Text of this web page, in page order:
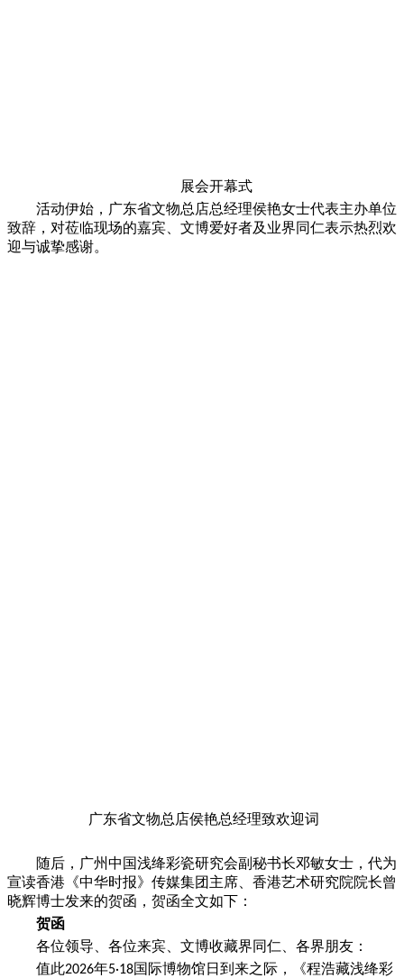
展会开幕式
活动伊始，广东省文物总店总经理侯艳女士代表主办单位
致辞，对莅临现场的嘉宾、文博爱好者及业界同仁表示热烈欢
迎与诚挚感谢。
广东省文物总店侯艳总经理致欢迎词
随后，广州中国浅绛彩瓷研究会副秘书长邓敏女士，代为
宣读香港《中华时报》传媒集团主席、香港艺术研究院院长曾
晓辉博士发来的贺函，贺函全文如下：
贺函
各位领导、各位来宾、文博收藏界同仁、各界朋友：
值此2026年5·18国际博物馆日到来之际，《程浩藏浅绛彩